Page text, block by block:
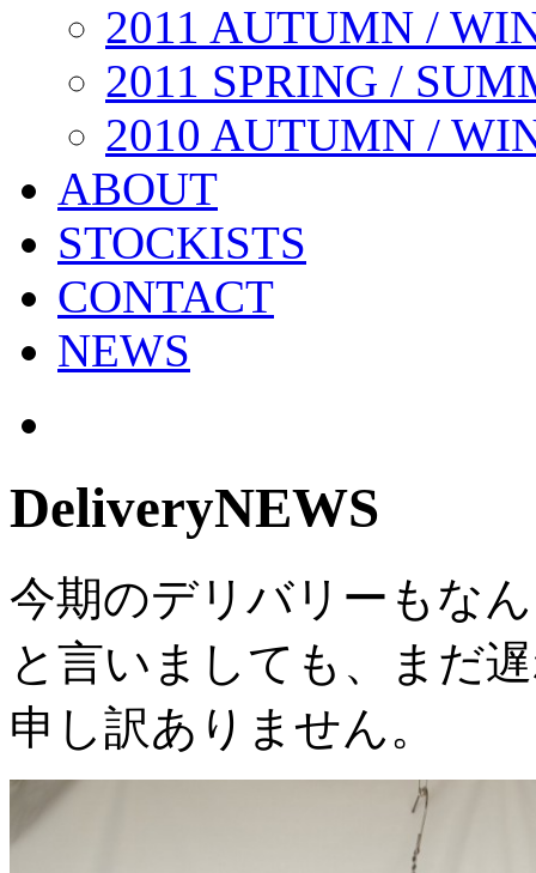
2011 AUTUMN /
2011 SPRING /
2010 AUTUMN /
ABOUT
STOCKISTS
CONTACT
NEWS
DeliveryNEWS
今期のデリバリーもな
と言いましても、まだ
申し訳ありません。